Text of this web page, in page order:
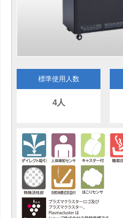
標準使用人数
4人